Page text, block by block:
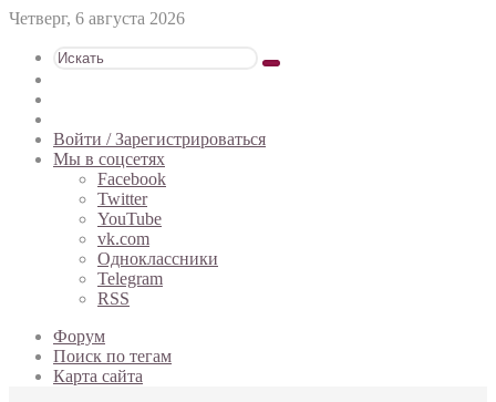
Четверг, 6 августа 2026
Искать
статья
Войти / Зарегистрироваться
Мы в соцсетях
Facebook
Twitter
YouTube
vk.com
Одноклассники
Telegram
RSS
Форум
Поиск по тегам
Карта сайта